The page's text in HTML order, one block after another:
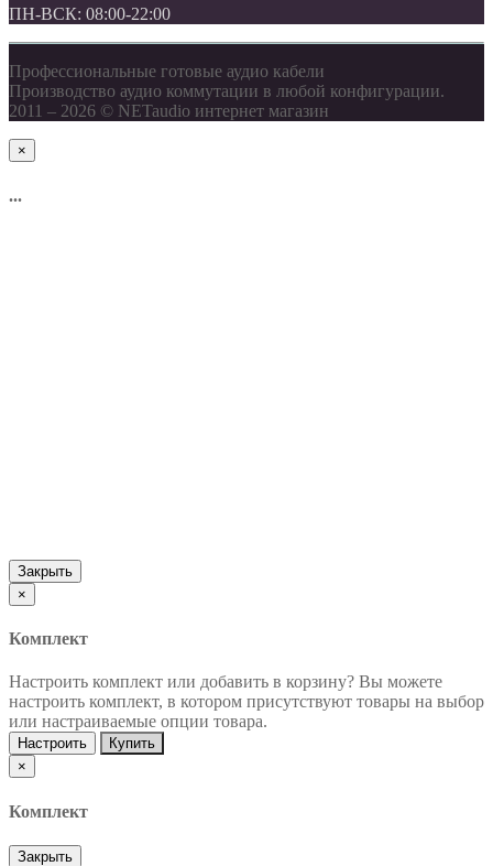
ПН-ВСК: 08:00-22:00
Профессиональные готовые аудио кабели
Производство аудио коммутации в любой конфигурации.
2011 – 2026 © NETaudio интернет магазин
×
...
Закрыть
×
Комплект
Настроить комплект или добавить в корзину? Вы можете
настроить комплект, в котором присутствуют товары на выбор
или настраиваемые опции товара.
Настроить
Купить
×
Комплект
Закрыть